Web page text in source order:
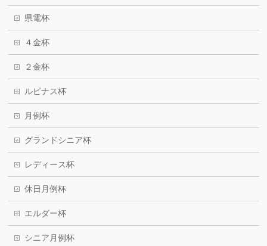
県電杯
４金杯
２金杯
ルピナス杯
月例杯
グランドシニア杯
レディース杯
休日月例杯
エルダー杯
シニア月例杯